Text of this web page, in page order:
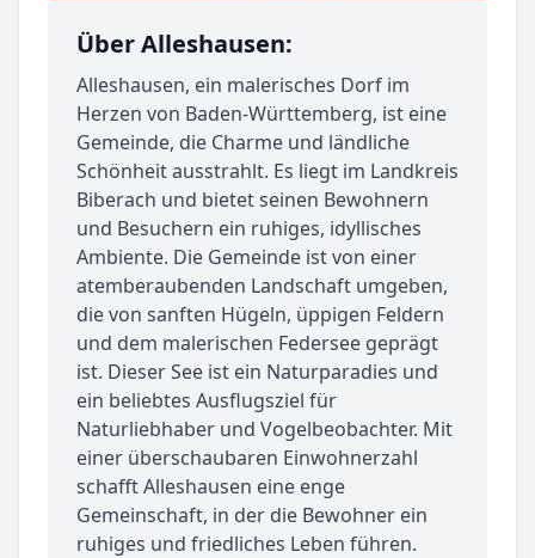
Über Alleshausen:
Alleshausen, ein malerisches Dorf im
Herzen von Baden-Württemberg, ist eine
Gemeinde, die Charme und ländliche
Schönheit ausstrahlt. Es liegt im Landkreis
Biberach und bietet seinen Bewohnern
und Besuchern ein ruhiges, idyllisches
Ambiente. Die Gemeinde ist von einer
atemberaubenden Landschaft umgeben,
die von sanften Hügeln, üppigen Feldern
und dem malerischen Federsee geprägt
ist. Dieser See ist ein Naturparadies und
ein beliebtes Ausflugsziel für
Naturliebhaber und Vogelbeobachter. Mit
einer überschaubaren Einwohnerzahl
schafft Alleshausen eine enge
Gemeinschaft, in der die Bewohner ein
ruhiges und friedliches Leben führen.